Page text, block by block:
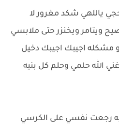
ياللهي شكد مغرور لا
ويخنزر حتى ملابسي
مشكله اجيبك اجيبك دخيل
الله حلمي وحلم كل بنيه
رجعت نفسي على الكرسي